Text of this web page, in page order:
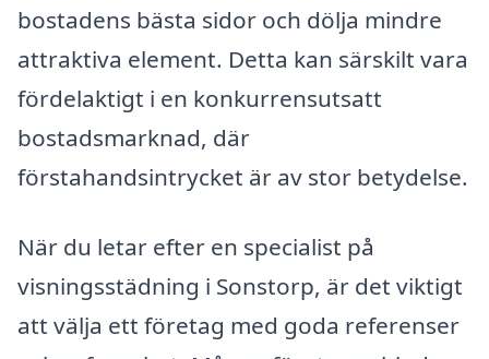
bostadens bästa sidor och dölja mindre
attraktiva element. Detta kan särskilt vara
fördelaktigt i en konkurrensutsatt
bostadsmarknad, där
förstahandsintrycket är av stor betydelse.
När du letar efter en specialist på
visningsstädning i Sonstorp, är det viktigt
att välja ett företag med goda referenser